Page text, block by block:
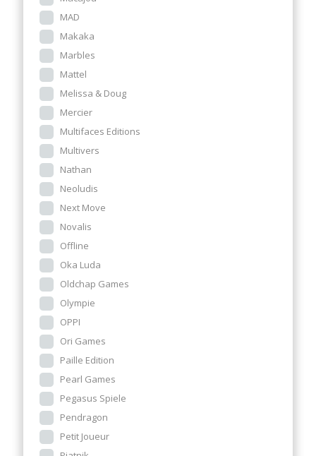
MAD
Makaka
Marbles
Mattel
Melissa & Doug
Mercier
Multifaces Editions
Multivers
Nathan
Neoludis
Next Move
Novalis
Offline
Oka Luda
Oldchap Games
Olympie
OPPI
Ori Games
Paille Edition
Pearl Games
Pegasus Spiele
Pendragon
Petit Joueur